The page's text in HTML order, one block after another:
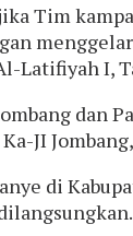
Tim
Latifiyah I,
dan
JI
di